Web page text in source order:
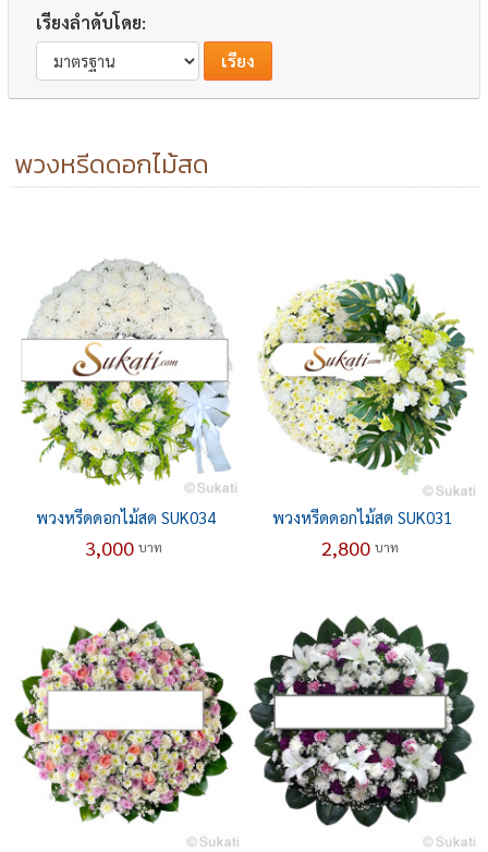
เรียงลำดับโดย:
พวงหรีดดอกไม้สด
พวงหรีดดอกไม้สด SUK034
3,000 บาท
พวงหรีดดอกไม้สด SUK031
2,800 บาท